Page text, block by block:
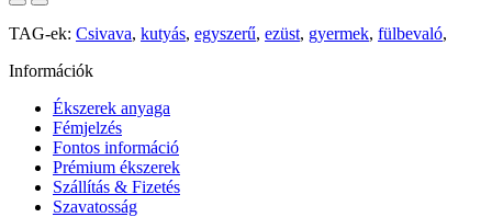
TAG-ek: Csivava, kutyás, egyszerű, ezüst, gyermek, fülbevaló,
Információk
Ékszerek anyaga
Fémjelzés
Fontos információ
Prémium ékszerek
Szállítás & Fizetés
Szavatosság